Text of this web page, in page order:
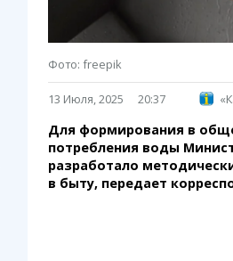
Переводчик
Фото: freepik
13 Июля, 2025 20:37
Для формирования в
потребления воды
разработало
в быту, передает